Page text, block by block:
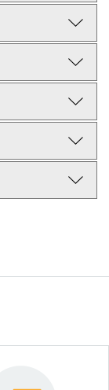
arrow_forward_ios
arrow_forward_ios
arrow_forward_ios
arrow_forward_ios
arrow_forward_ios